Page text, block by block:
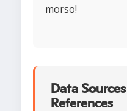
morso!
Data
References